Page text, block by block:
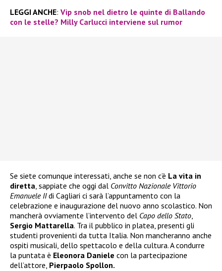
LEGGI ANCHE: Vip snob nel dietro le quinte di Ballando
con le stelle? Milly Carlucci interviene sul rumor
Se siete comunque interessati, anche se non c’è La vita in
diretta, sappiate che oggi dal Convitto Nazionale Vittorio
Emanuele IIdi Cagliari ci sarà l’appuntamento con la
celebrazione e inaugurazione del nuovo anno scolastico. Non
mancherà ovviamente l’intervento del Capo dello Stato,
Sergio Mattarella. Tra il pubblico in platea, presenti gli
studenti provenienti da tutta Italia. Non mancheranno anche
ospiti musicali, dello spettacolo e della cultura. A condurre
la puntata è Eleonora Daniele con la partecipazione
dell’attore, Pierpaolo Spollon.